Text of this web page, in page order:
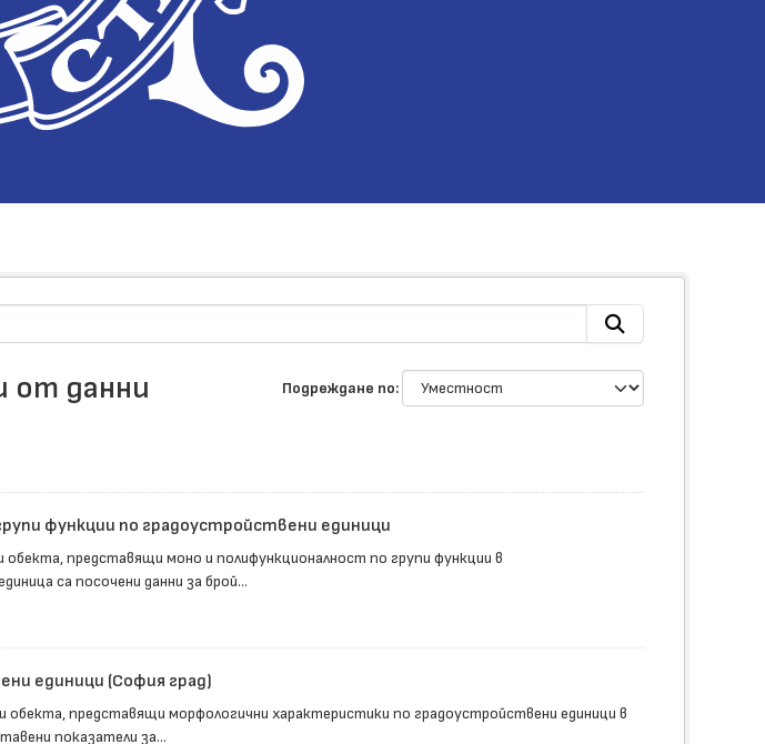
Подреждане по
от данни
функции по градоустройствени единици
представящи моно и полифункционалност по групи функции в
са посочени данни за брой...
единици (София град)
представящи морфологични характеристики по градоустройствени единици в
показатели за...